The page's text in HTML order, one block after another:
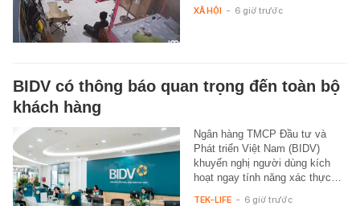
XÃ HỘI - 6 giờ trước
BIDV có thông báo quan trọng đến toàn bộ
khách hàng
Ngân hàng TMCP Đầu tư và
Phát triển Việt Nam (BIDV)
khuyến nghị người dùng kích
hoạt ngay tính năng xác thực…
TEK-LIFE - 6 giờ trước